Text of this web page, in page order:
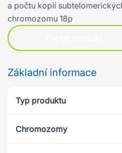
a počtu kopií
chromozomu 18p
Základní informace
Typ produktu
Chromozomy